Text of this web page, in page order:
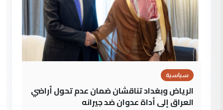
سياسية
الرياض وبغداد تناقشان ضمان عدم تحول أراضي
العراق إلى أداة عدوان ضد جيرانه